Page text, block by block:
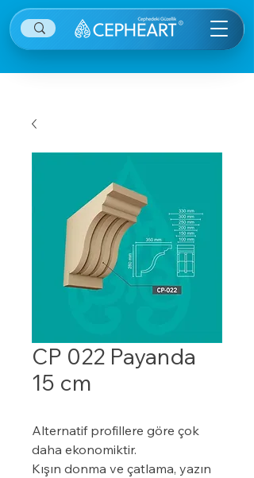
CP 022 Payanda
15 cm
Alternatif profillere göre çok
daha ekonomiktir.
Kışın donma ve çatlama, yazın